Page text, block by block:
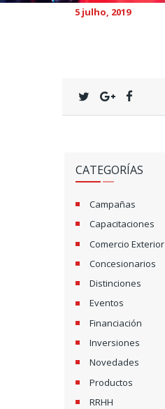
5 julho, 2019
CATEGORÍAS
Campañas
Capacitaciones
Comercio Exterior
Concesionarios
Distinciones
Eventos
Financiación
Inversiones
Novedades
Productos
RRHH